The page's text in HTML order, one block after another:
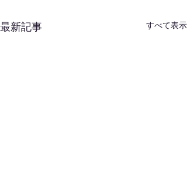
最新記事 すべて表示